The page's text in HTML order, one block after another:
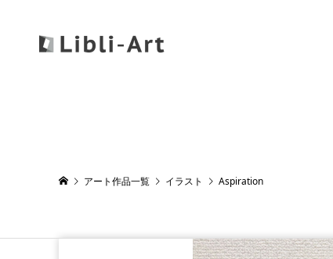
アート作品一覧 イラスト Aspiration